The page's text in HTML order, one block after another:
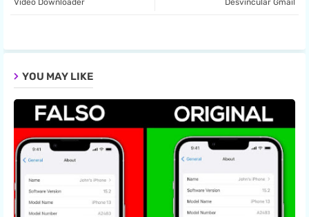
Desvincular Gmail
Video Downloader
YOU MAY LIKE